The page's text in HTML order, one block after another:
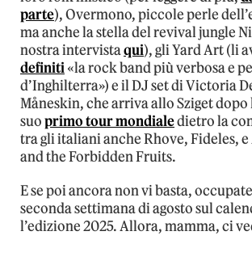
parte), Overmono, piccole perle
ma anche la stella del revival jungle
nostra intervistaqui), gli Yard Art (li
definiti«la rock band più verbosa e
d’Inghilterra») e il DJ set di Victoria
Måneskin, che arriva allo Sziget
suoprimo tour mondialedietro la
tra gli italiani anche Rhove, Fideles, e
and the Forbidden Fruits.
E se poi ancora non vi basta,
seconda settimana di agosto sul
l’edizione 2025. Allora, mamma, ci